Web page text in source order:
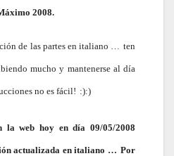
2008.
de las partes en italiano … ten
mucho y mantenerse al día
no es fácil! :):)
la web hoy en día 09/05/2008
actualizada en italiano … Por